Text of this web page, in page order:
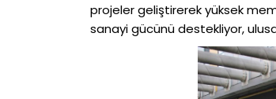
projeler geliştirerek yüksek
sanayi gücünü destekliyor,